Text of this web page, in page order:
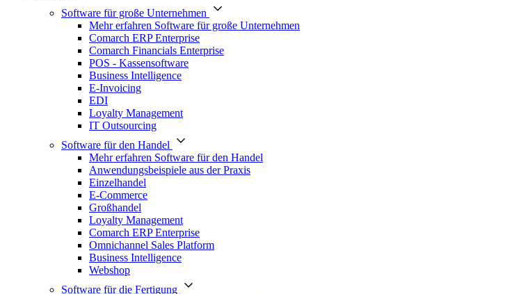
Software für große Unternehmen
Mehr erfahren Software für große Unternehmen
Comarch ERP Enterprise
Comarch Financials Enterprise
POS - Kassensoftware
Business Intelligence
E-Invoicing
EDI
Loyalty Management
IT Outsourcing
Software für den Handel
Mehr erfahren Software für den Handel
Anwendungsbeispiele aus der Praxis
Einzelhandel
E-Commerce
Großhandel
Loyalty Management
Comarch ERP Enterprise
Omnichannel Sales Platform
Business Intelligence
Webshop
Software für die Fertigung